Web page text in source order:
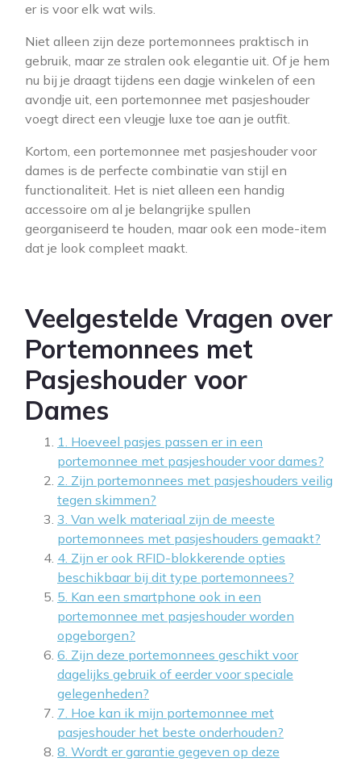
er is voor elk wat wils.
Niet alleen zijn deze portemonnees praktisch in
gebruik, maar ze stralen ook elegantie uit. Of je hem
nu bij je draagt tijdens een dagje winkelen of een
avondje uit, een portemonnee met pasjeshouder
voegt direct een vleugje luxe toe aan je outfit.
Kortom, een portemonnee met pasjeshouder voor
dames is de perfecte combinatie van stijl en
functionaliteit. Het is niet alleen een handig
accessoire om al je belangrijke spullen
georganiseerd te houden, maar ook een mode-item
dat je look compleet maakt.
Veelgestelde Vragen over
Portemonnees met
Pasjeshouder voor
Dames
1. Hoeveel pasjes passen er in een
portemonnee met pasjeshouder voor dames?
2. Zijn portemonnees met pasjeshouders veilig
tegen skimmen?
3. Van welk materiaal zijn de meeste
portemonnees met pasjeshouders gemaakt?
4. Zijn er ook RFID-blokkerende opties
beschikbaar bij dit type portemonnees?
5. Kan een smartphone ook in een
portemonnee met pasjeshouder worden
opgeborgen?
6. Zijn deze portemonnees geschikt voor
dagelijks gebruik of eerder voor speciale
gelegenheden?
7. Hoe kan ik mijn portemonnee met
pasjeshouder het beste onderhouden?
8. Wordt er garantie gegeven op deze